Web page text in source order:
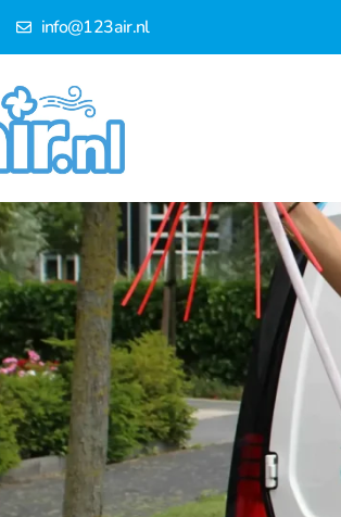
info@123air.nl